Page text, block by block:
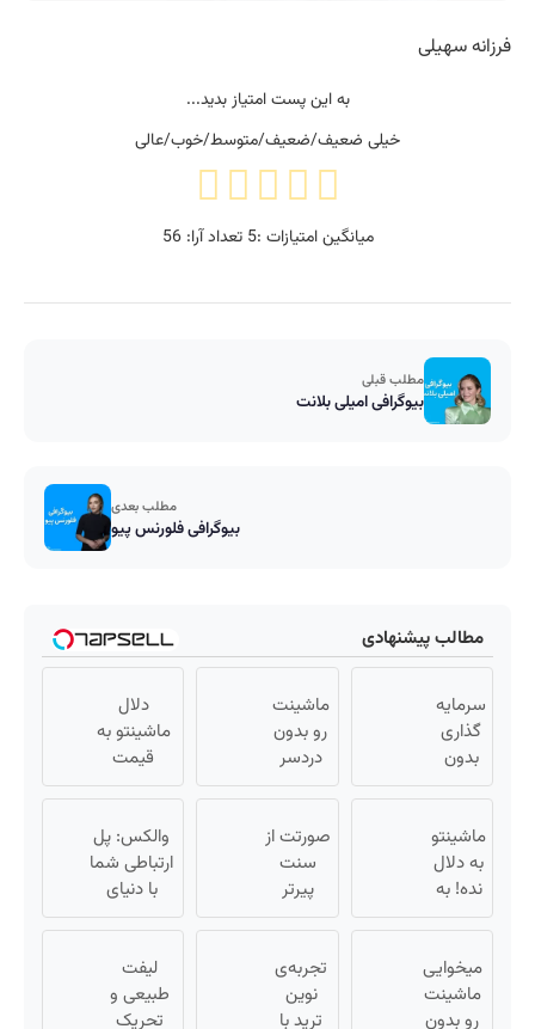
فرزانه سهیلی
به این پست امتیاز بدید...
خیلی ضعیف/ضعیف/متوسط/خوب/عالی
میانگین امتیازات :5 تعداد آرا:56
مطلب قبلی
بیوگرافی امیلی بلانت
مطلب بعدی
بیوگرافی فلورنس پیو
مطالب پیشنهادی
سرمایه
گذاری
بدون
ریسک
38
درصد
سالانه
📈
ماشینت
رو بدون
دردسر
بفروش |
کمسیون
😍
دلال
ماشینتو به
قیمت
نمیخره! بیا
قیمت
بفروش*فقط
خریدار
واقعی*
ماشینتو
به دلال
نده! به
مصرف
بفروش!
بدون
پاسخ
صورتت از
سنت
پیرتر
نشونت
اندولیفت
برش
می‌گردونه
والکس: پل
ارتباطی شما
با دنیای
سرمایه‌گذاری
میخوایی
ماشینت
رو بدون
تجربه‌ی
نوین
ترید با
لیفت
طبیعی و
تحریک